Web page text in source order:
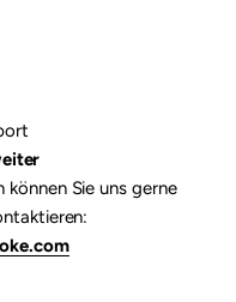
können Sie uns gerne